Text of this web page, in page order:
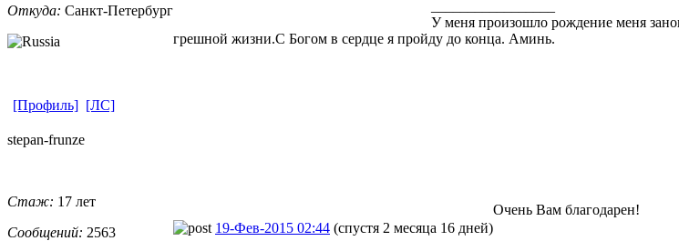
Откуда: Санкт-Петерб​ург
У меня произошло рождение меня
грешной жизни.С Богом в сердце я пройду до конца. Аминь.
[Профиль] [ЛС]
stepan-frunz​e
Стаж: 17 лет
Сообщений: 2563 19-Фев-2015 02:44 (спустя 2 месяца 16 дней)
Очень Вам благодарен!